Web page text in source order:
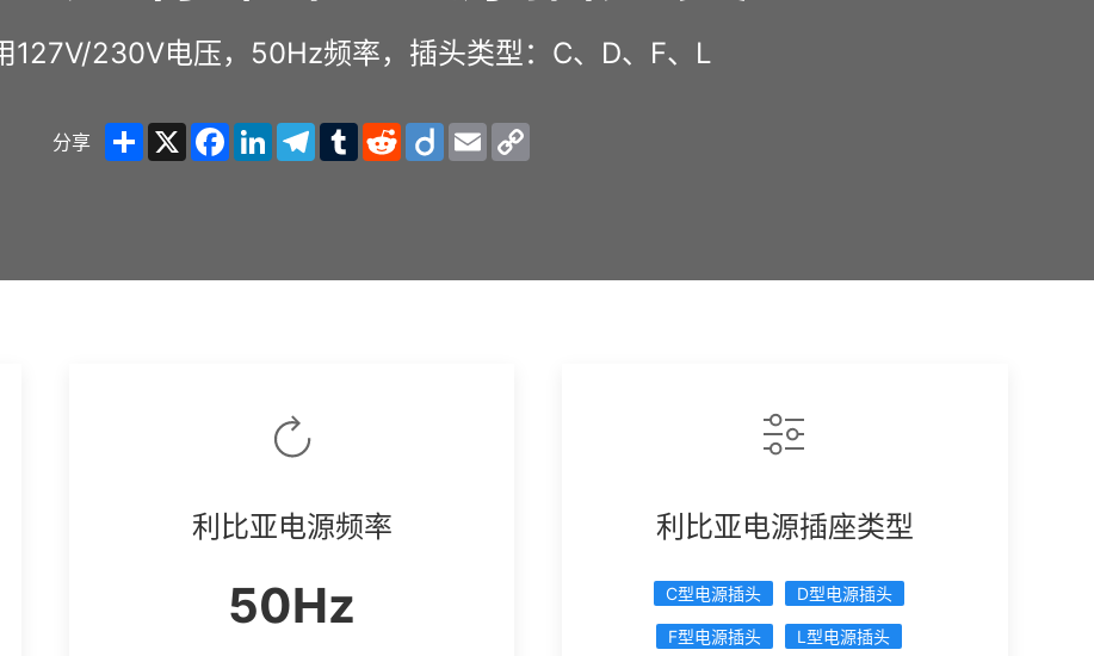
127V/230V电压，50Hz频率，插头类型：C、D、F、L
分享 ShareX Facebook
LinkedInTelegram
TumblrRedditDiigo Email
利比亚电源频率
50Hz
利比亚电源插座类型
C型电源插头 D型电源插头
F型电源插头 L型电源插头